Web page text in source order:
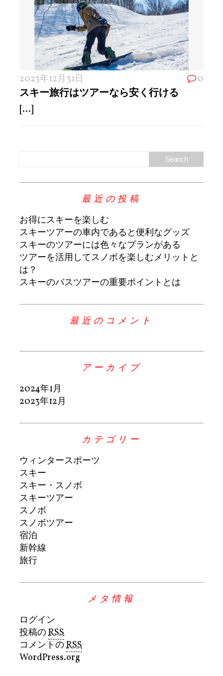
2023年12月31日 0
スキー旅行はツアーなら安く行ける
[...]
最近の投稿
お得にスキーを楽しむ
スキーツアーの車内であると便利なグッズ
スキーのツアーには色々なプランがある
ツアーを活用してスノボを楽しむメリットと
は？
スキーのバスツアーの重要ポイントとは
最近のコメント
アーカイブ
2024年1月
2023年12月
カテゴリー
ウィンタースポーツ
スキー
スキー・スノボ
スキーツアー
スノボ
スノボツアー
宿泊
新幹線
旅行
メタ情報
ログイン
投稿のRSS
コメントのRSS
WordPress.org